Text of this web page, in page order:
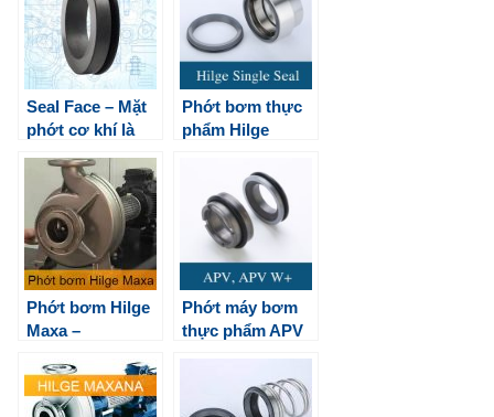
Seal Face – Mặt
phớt cơ khí là
Phớt bơm thực
phẩm Hilge
Phớt bơm Hilge
Maxa –
For GEA pump
Phớt máy bơm
thực phẩm APV